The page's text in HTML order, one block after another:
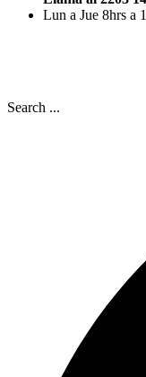
Lun a Jue 8hrs a
Search ...